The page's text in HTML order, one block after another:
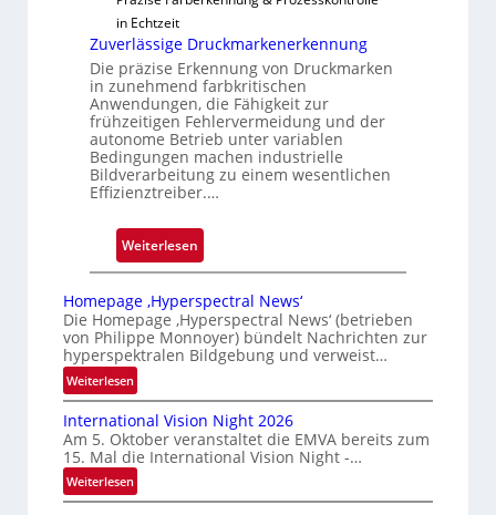
in Echtzeit
Zuverlässige Druckmarkenerkennung
Die präzise Erkennung von Druckmarken
in zunehmend farbkritischen
Anwendungen, die Fähigkeit zur
frühzeitigen Fehlervermeidung und der
autonome Betrieb unter variablen
Bedingungen machen industrielle
Bildverarbeitung zu einem wesentlichen
Effizienztreiber.…
Weiterlesen:
Z
v
e
r
ä
s
s
g
Homepage ‚Hyperspectral News‘
Die Homepage ‚Hyperspectral News‘ (betrieben
von Philippe Monnoyer) bündelt Nachrichten zur
hyperspektralen Bildgebung und verweist…
Weiterlesen:
H
o
m
e
p
a
International Vision Night 2026
Am 5. Oktober veranstaltet die EMVA bereits zum
15. Mal die International Vision Night -…
Weiterlesen:
I